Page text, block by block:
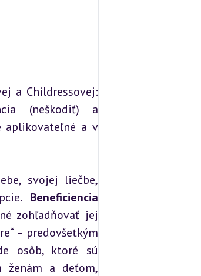
a Childressovej:
(neškodiť) a
aplikovateľné a v
svojej liečbe,
Beneficiencia
zohľadňovať jej
– predovšetkým
osôb, ktoré sú
ženám a deťom,